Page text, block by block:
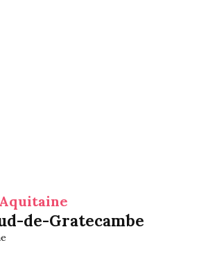
de-Gratecambe